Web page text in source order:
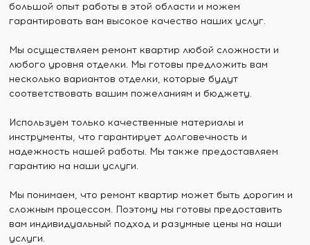
большой опыт работы в этой области и можем
гарантировать вам высокое качество наших услуг.
Мы осуществляем ремонт квартир любой сложности и
любого уровня отделки. Мы готовы предложить вам
несколько вариантов отделки, которые будут
соответствовать вашим пожеланиям и бюджету.
Используем только качественные материалы и
инструменты, что гарантирует долговечность и
надежность нашей работы. Мы также предоставляем
гарантию на наши услуги.
Мы понимаем, что ремонт квартир может быть дорогим и
сложным процессом. Поэтому мы готовы предоставить
вам индивидуальный подход и разумные цены на наши
услуги.